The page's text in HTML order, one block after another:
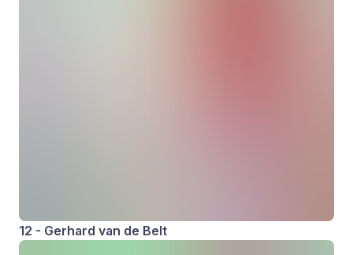
12 - Gerhard van de Belt